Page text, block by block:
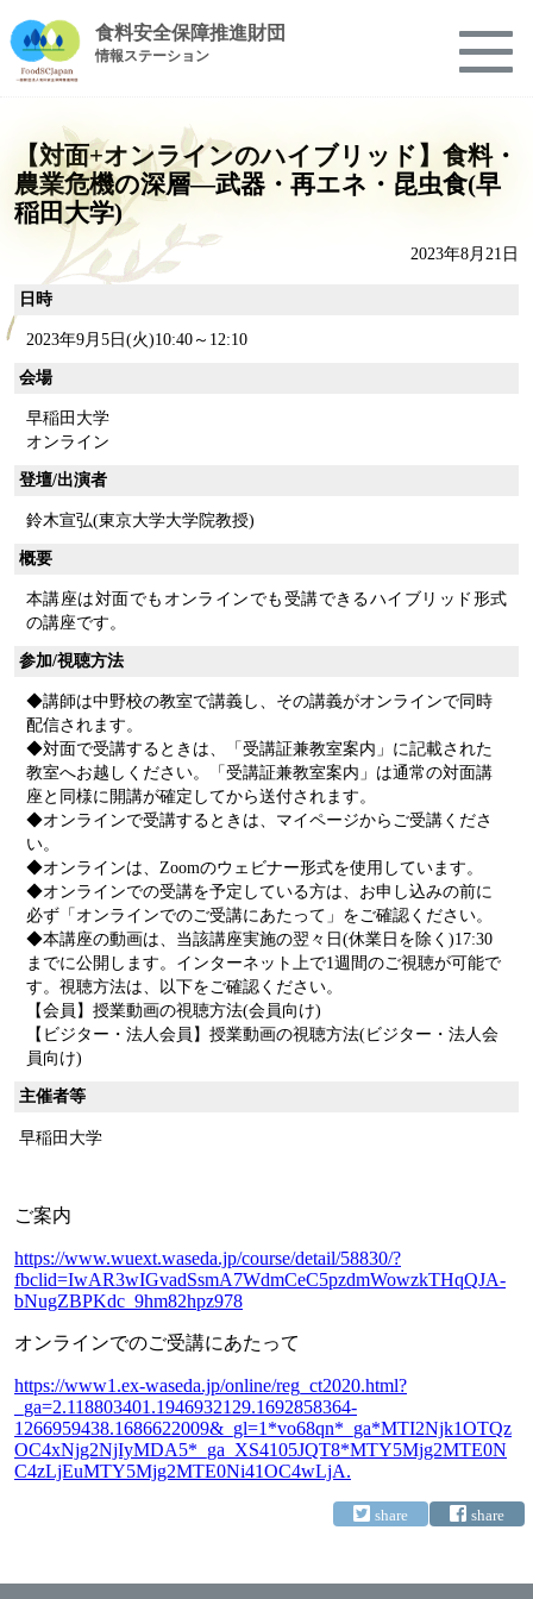
食料安全保障推進財団
情報ステーション
【対面+オンラインのハイブリッド】食料・
農業危機の深層―武器・再エネ・昆虫食(早
稲田大学)
2023年8月21日
日時
2023年9月5日(火)10:40～12:10
会場
早稲田大学
オンライン
登壇/出演者
鈴木宣弘(東京大学大学院教授)
概要
本講座は対面でもオンラインでも受講できるハイブリッド形式
の講座です。
参加/視聴方法
◆講師は中野校の教室で講義し、その講義がオンラインで同時
配信されます。
◆対面で受講するときは、「受講証兼教室案内」に記載された
教室へお越しください。「受講証兼教室案内」は通常の対面講
座と同様に開講が確定してから送付されます。
◆オンラインで受講するときは、マイページからご受講くださ
い。
◆オンラインは、Zoomのウェビナー形式を使用しています。
◆オンラインでの受講を予定している方は、お申し込みの前に
必ず「オンラインでのご受講にあたって」をご確認ください。
◆本講座の動画は、当該講座実施の翌々日(休業日を除く)17:30
までに公開します。インターネット上で1週間のご視聴が可能で
す。視聴方法は、以下をご確認ください。
【会員】授業動画の視聴方法(会員向け)
【ビジター・法人会員】授業動画の視聴方法(ビジター・法人会
員向け)
主催者等
早稲田大学
ご案内
https://www.wuext.waseda.jp/course/detail/58830/?
fbclid=IwAR3wIGvadSsmA7WdmCeC5pzdmWowzkTHqQJA-
bNugZBPKdc_9hm82hpz978
オンラインでのご受講にあたって
https://www1.ex-waseda.jp/online/reg_ct2020.html?
_ga=2.118803401.1946932129.1692858364-
1266959438.1686622009&_gl=1*vo68qn*_ga*MTI2Njk1OTQz
OC4xNjg2NjIyMDA5*_ga_XS4105JQT8*MTY5Mjg2MTE0N
C4zLjEuMTY5Mjg2MTE0Ni41OC4wLjA.